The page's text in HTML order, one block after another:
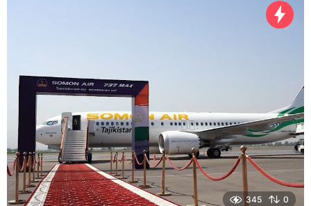
345 0